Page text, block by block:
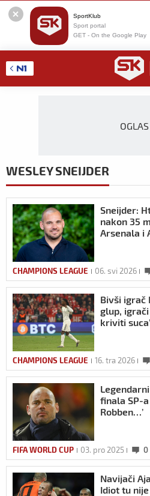
SportKlub
Sport portal
GET - On the Google Play
OGLAS
WESLEY SNEIJDER
Sneijder:
nakon 35
Arsenala i
CHAMPIONS LEAGUE 06. svi 2026
Bivši igrač
glup,
kriviti suca’
CHAMPIONS LEAGUE 16. tra 2026
finala SP-a
Robben…’
FIFA WORLD CUP 03. pro 2025 0
Navijači
Idiot tu